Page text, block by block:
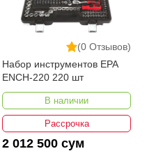
(0 Отзывов)
Набор инструментов EPA
ENCH-220 220 шт
В наличии
Рассрочка
2 012 500 сум